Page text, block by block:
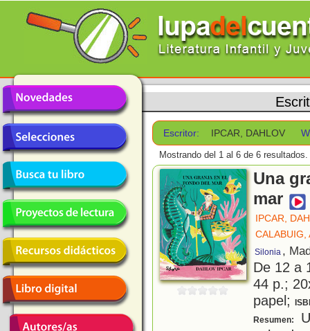
Escritor: IPCAR, DAHLOV
Mostrando del 1 al 6 de 6 resultados.
Una
mar
IPCAR,
CALABUIG,
Silonia ,
De 12 a
44 p.;
papel;
Resumen: